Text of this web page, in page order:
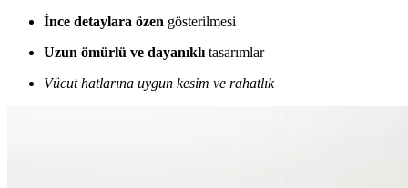
İnce detaylara özen gösterilmesi
Uzun ömürlü ve dayanıklı tasarımlar
Vücut hatlarına uygun kesim ve rahatlık